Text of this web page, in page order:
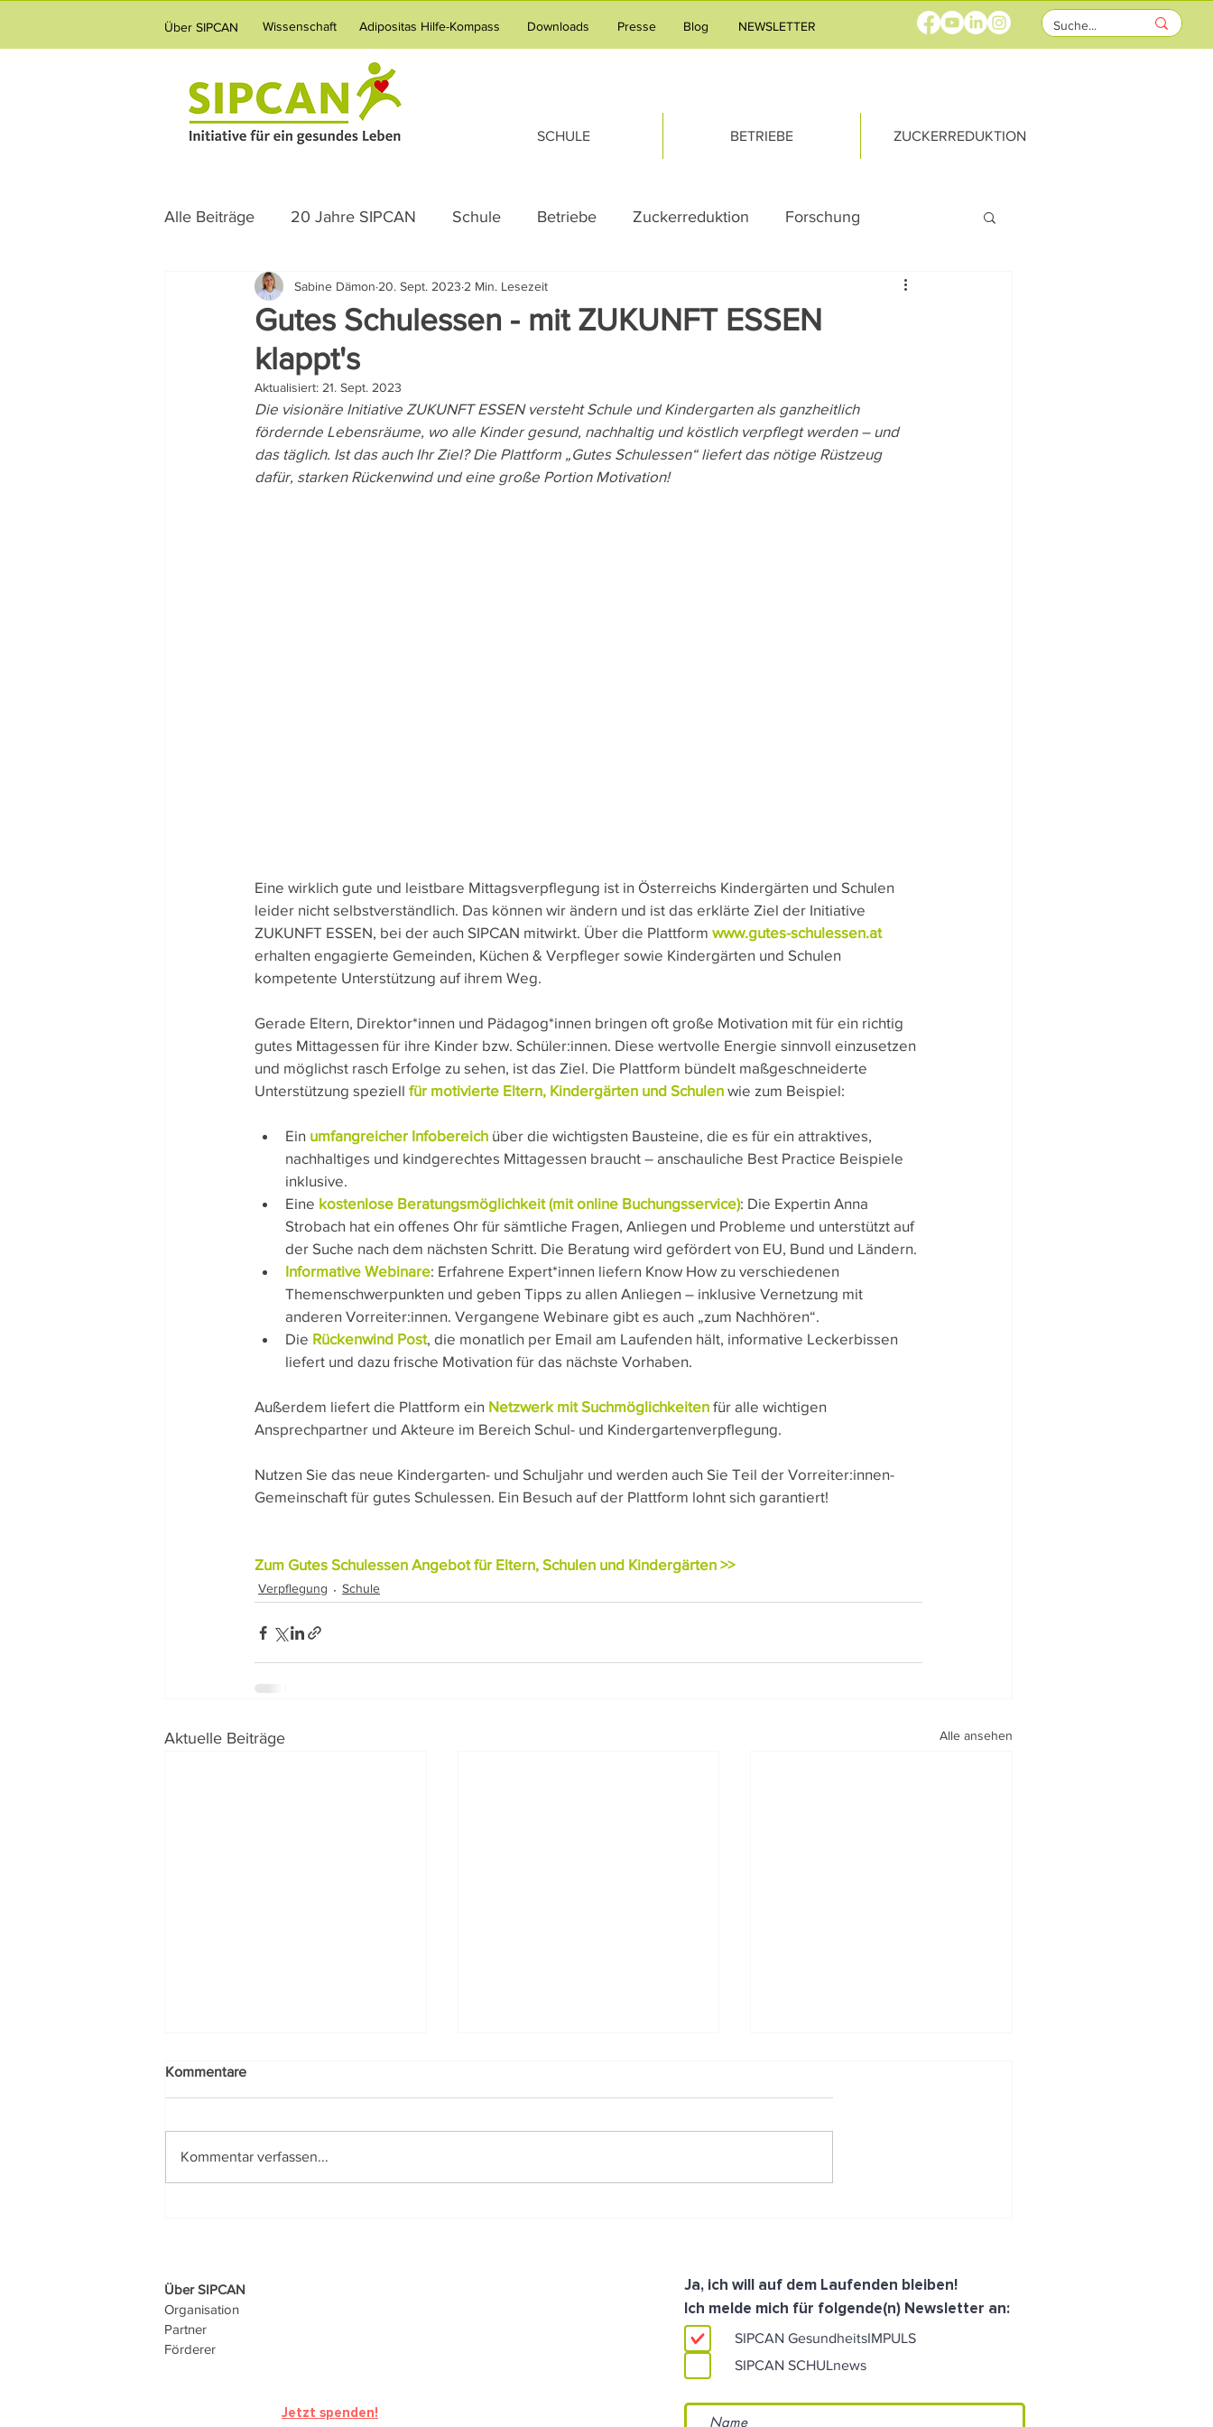
Über SIPCAN Wissenschaft Adipositas Hilfe-Kompass Downloads Presse Blog NEWSLETTER
SCHULE BETRIEBE ZUCKERREDUKTION
Alle Beiträge 20 Jahre SIPCAN Schule Betriebe Zuckerreduktion Forschung
Science News Ernährung Adipositas
Verpflegung Vernetzung
Team-Gedanken Rezepte Heute Schon? Wussten Sie schon? Nachhaltigkeit
Gutes Schulessen - mit ZUKUNFT ESSEN
klappt's
Sabine Dämon 20. Sept. 2023 2 Min. Lesezeit
Aktualisiert: 21. Sept. 2023
Die visionäre Initiative ZUKUNFT ESSEN versteht Schule und Kindergarten als ganzheitlich
fördernde Lebensräume, wo alle Kinder gesund, nachhaltig und köstlich verpflegt werden – und
das täglich. Ist das auch Ihr Ziel? Die Plattform „Gutes Schulessen“ liefert das nötige Rüstzeug
dafür, starken Rückenwind und eine große Portion Motivation!
Eine wirklich gute und leistbare Mittagsverpflegung ist in Österreichs Kindergärten und Schulen
leider nicht selbstverständlich. Das können wir ändern und ist das erklärte Ziel der Initiative
ZUKUNFT ESSEN, bei der auch SIPCAN mitwirkt. Über die Plattform www.gutes-schulessen.at
erhalten engagierte Gemeinden, Küchen & Verpfleger sowie Kindergärten und Schulen
kompetente Unterstützung auf ihrem Weg.
Gerade Eltern, Direktor*innen und Pädagog*innen bringen oft große Motivation mit für ein richtig
gutes Mittagessen für ihre Kinder bzw. Schüler:innen. Diese wertvolle Energie sinnvoll einzusetzen
und möglichst rasch Erfolge zu sehen, ist das Ziel. Die Plattform bündelt maßgeschneiderte
Unterstützung speziell für motivierte Eltern, Kindergärten und Schulen wie zum Beispiel:
Ein umfangreicher Infobereich über die wichtigsten Bausteine, die es für ein attraktives,
nachhaltiges und kindgerechtes Mittagessen braucht – anschauliche Best Practice Beispiele
inklusive.
Eine kostenlose Beratungsmöglichkeit (mit online Buchungsservice): Die Expertin Anna
Strobach hat ein offenes Ohr für sämtliche Fragen, Anliegen und Probleme und unterstützt auf
der Suche nach dem nächsten Schritt. Die Beratung wird gefördert von EU, Bund und Ländern.
Informative Webinare: Erfahrene Expert*innen liefern Know How zu verschiedenen
Themenschwerpunkten und geben Tipps zu allen Anliegen – inklusive Vernetzung mit
anderen Vorreiter:innen. Vergangene Webinare gibt es auch „zum Nachhören“.
Die Rückenwind Post, die monatlich per Email am Laufenden hält, informative Leckerbissen
liefert und dazu frische Motivation für das nächste Vorhaben.
Außerdem liefert die Plattform ein Netzwerk mit Suchmöglichkeiten für alle wichtigen
Ansprechpartner und Akteure im Bereich Schul- und Kindergartenverpflegung.
Nutzen Sie das neue Kindergarten- und Schuljahr und werden auch Sie Teil der Vorreiter:innen-
Gemeinschaft für gutes Schulessen. Ein Besuch auf der Plattform lohnt sich garantiert!
Zum Gutes Schulessen Angebot für Eltern, Schulen und Kindergärten >>
Verpflegung Schule
Aktuelle Beiträge Alle ansehen
Kommentare
Kommentar verfassen...
Über SIPCAN
Organisation
Partner
Förderer
Jetzt spenden!
Ja, ich will auf dem Laufenden bleiben!
Ich melde mich für folgende(n) Newsletter an:
SIPCAN GesundheitsIMPULS
SIPCAN SCHULnews